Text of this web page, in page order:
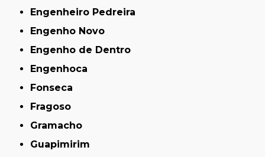
Engenheiro Pedreira
Engenho Novo
Engenho de Dentro
Engenhoca
Fonseca
Fragoso
Gramacho
Guapimirim